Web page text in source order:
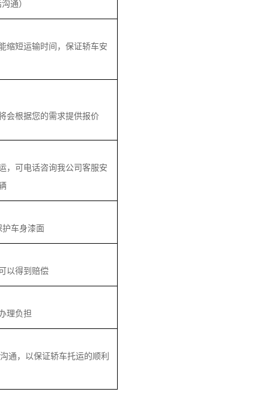
通）
缩短运输时间，保证轿车安
会根据您的需求提供报价
，可电话咨询我公司客服安
护车身漆面
以得到赔偿
理负担
通，以保证轿车托运的顺利